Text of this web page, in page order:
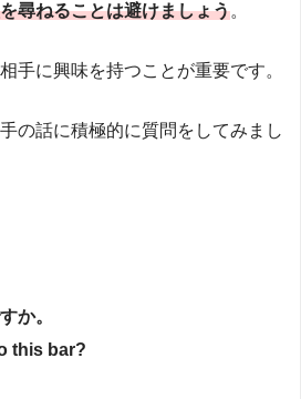
尋ねることは避けましょう。
手に興味を持つことが重要です。
の話に積極的に質問をしてみまし
か。
this bar?